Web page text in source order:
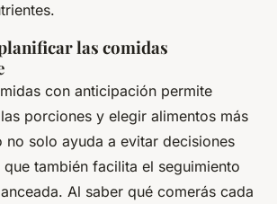
las comidas
con anticipación permite
porciones y elegir alimentos más
no solo ayuda a evitar decisiones
también facilita el seguimiento
Al saber qué comerás cada